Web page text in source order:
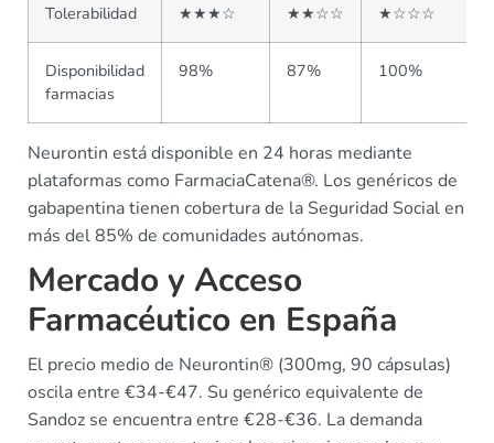
Tolerabilidad ★★★☆ ★★☆☆ ★☆☆☆
Disponibilidad
farmacias
98% 87% 100%
Neurontin está disponible en 24 horas mediante
plataformas como FarmaciaCatena®. Los genéricos de
gabapentina tienen cobertura de la Seguridad Social en
más del 85% de comunidades autónomas.
Mercado y Acceso
Farmacéutico en España
El precio medio de Neurontin® (300mg, 90 cápsulas)
oscila entre €34-€47. Su genérico equivalente de
Sandoz se encuentra entre €28-€36. La demanda